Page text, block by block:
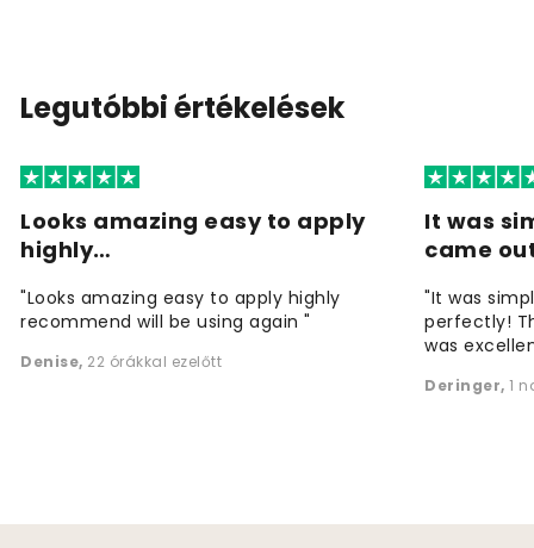
Legutóbbi értékelések
Looks amazing easy to apply
highly…
"Looks amazing easy to apply highly
recommend will be using again "
Denise, 22 órákkal ezelőtt
It was
came
"It was
perfectly!
was
Deringer, 1